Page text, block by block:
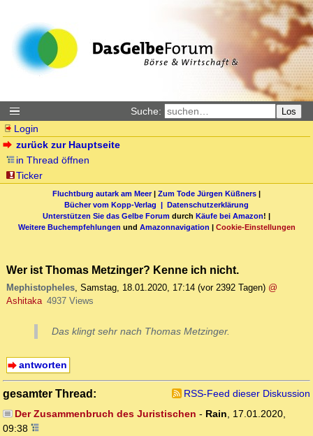
Suche: Los
Login
zurück zur Hauptseite
in Thread öffnen
Ticker
Fluchtburg autark am Meer| Zum Tode Jürgen Küßners |
Bücher vom Kopp-Verlag | Datenschutzerklärung
Unterstützen Sie das Gelbe Forum durch Käufe bei Amazon! |
Weitere Buchempfehlungen und Amazonnavigation | Cookie-Einstellungen
Wer ist Thomas Metzinger? Kenne ich nicht.
Mephistopheles, Samstag, 18.01.2020, 17:14 (vor 2392 Tagen) @
Ashitaka 4937 Views
Das klingt sehr nach Thomas Metzinger.
antworten
gesamter Thread:
RSS-Feed dieser Diskussion
Der Zusammenbruch des Juristischen - Rain, 17.01.2020,
09:38